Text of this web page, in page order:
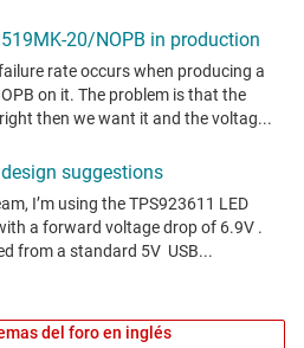
del foro en inglés